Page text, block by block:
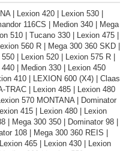
| Lexion 420 | Lexion 530 |
116CS | Medion 340 | Mega
510 | Tucano 330 | Lexion 475 |
560 R | Mega 300 360 SKD |
| Lexion 520 | Lexion 575 R |
| Medion 330 | Lexion 450
410 | LEXION 600 (X4) | Claas
TRAC | Lexion 485 | Lexion 480
570 MONTANA | Dominator
415 | Lexion 480 | Lexion
| Mega 300 350 | Dominator 98 |
108 | Mega 300 360 REIS |
465 | Lexion 430 | Lexion